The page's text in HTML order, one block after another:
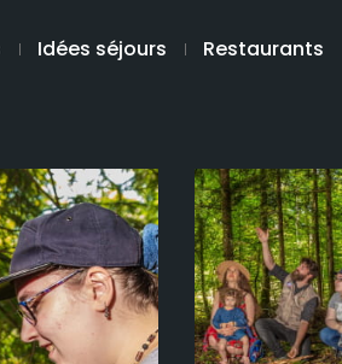
Idées séjours Restaurants